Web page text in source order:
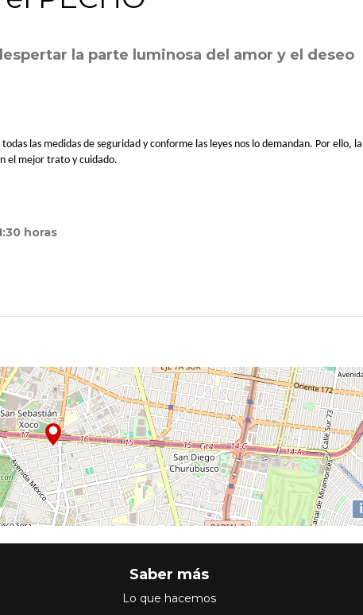
la parte luminosa del amor y el deseo
las medidas de seguridad y conforme las leyes nos lo demandan. Por ello, la
el mejor trato y cuidado.
horas
i
Saber más
Lo que hacemos